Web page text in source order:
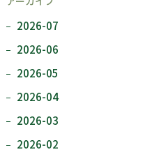
2026-07
2026-06
2026-05
2026-04
2026-03
2026-02